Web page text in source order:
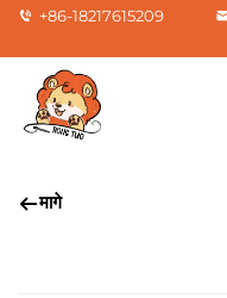
+86-18217615209
मागे